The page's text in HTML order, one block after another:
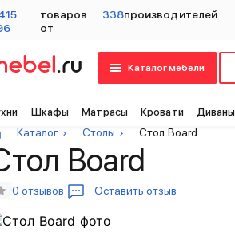
товаров
от
338производителей
Каталог мебели
Шкафы Матрасы Кровати Диваны
Каталог Столы Стол Board
Board
0 отзывов Оставить отзыв